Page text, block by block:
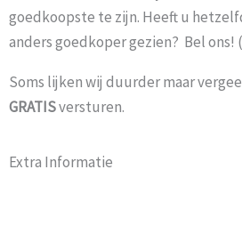
goedkoopste te zijn. Heeft u
anders goedkoper gezien? Bel ons!
Soms lijken wij duurder maar
GRATISversturen.
Extra Informatie